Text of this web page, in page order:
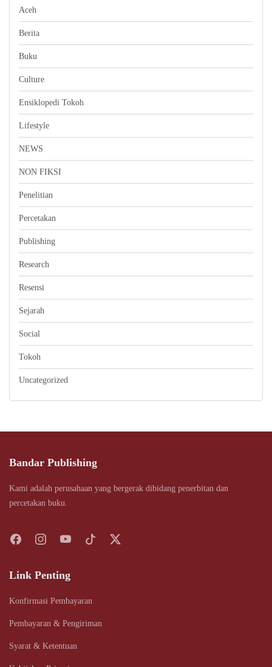
Aceh
Berita
Buku
Culture
Ensiklopedi Tokoh
Lifestyle
NEWS
NON FIKSI
Penelitian
Percetakan
Publishing
Research
Resensi
Sejarah
Social
Tokoh
Uncategorized
Bandar Publishing
Kami adalah perusahaan yang bergerak dibidang penerbitan dan
percetakan buku.
Link Penting
Konfirmasi Pembayaran
Pembayaran & Pengiriman
Syarat & Ketentuan